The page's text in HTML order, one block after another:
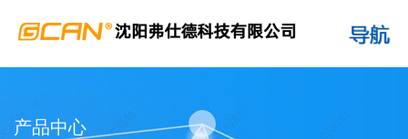
产品中心